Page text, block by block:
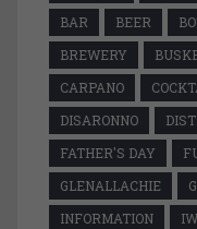
BAR
BEER
BREWERY
CARPANO
DISARONNO
FATHER'S DAY
GLENALLACHIE
INFORMATION